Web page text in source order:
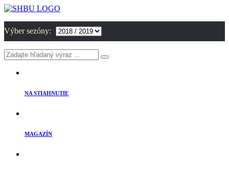
Výber sezóny:
NA STIAHNUTIE
MAGAZÍN